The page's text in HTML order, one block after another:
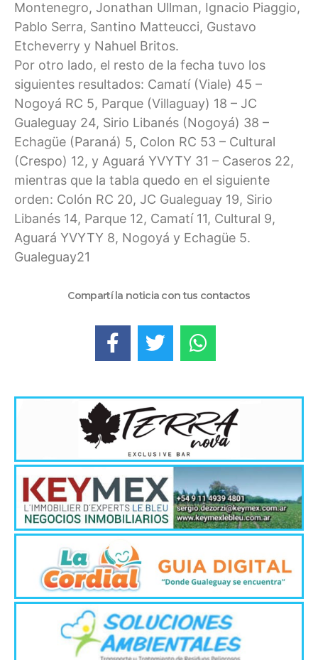
Montenegro, Jonathan Ullman, Ignacio Piaggio,
Pablo Serra, Santino Matteucci, Gustavo
Etcheverry y Nahuel Britos.
Por otro lado, el resto de la fecha tuvo los
siguientes resultados: Camatí (Viale) 45 –
Nogoyá RC 5, Parque (Villaguay) 18 – JC
Gualeguay 24, Sirio Libanés (Nogoyá) 38 –
Echagüe (Paraná) 5, Colon RC 53 – Cultural
(Crespo) 12, y Aguará YVYTY 31 – Caseros 22,
mientras que la tabla quedo en el siguiente
orden: Colón RC 20, JC Gualeguay 19, Sirio
Libanés 14, Parque 12, Camatí 11, Cultural 9,
Aguará YVYTY 8, Nogoyá y Echagüe 5.
Gualeguay21
Compartí la noticia con tus contactos